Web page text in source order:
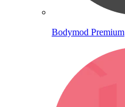
Bodymod Premium